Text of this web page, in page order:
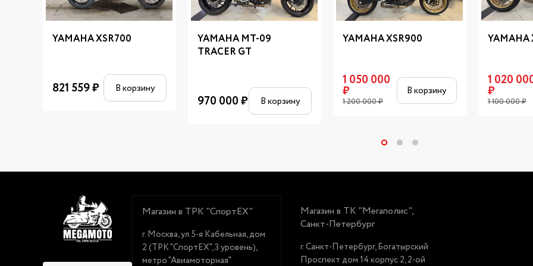
YAMAHA XSR700
821 559₽ В корзину
YAMAHA MT-09
TRACER GT
970 000₽ В корзину
YAMAHA XSR900
1 050 000
₽
1 200 000₽
В корзину
YAMAHA
1 020
₽
1 100 000₽
Магазин в ТРК "СпортЕХ"
г. Москва, ул.5-я Кабельная, дом
2 (ТРК "СпортЕХ", 3 уровень),
метро "Авиамоторная"
Магазин в ТК "Мегаполис",
Санкт-Петербург
г. Санкт-Петербург, Богатырский
Проспект дом 14 корпус 2, 2-ой